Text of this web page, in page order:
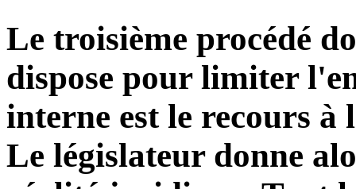
Le troisième procédé
dispose pour limiter
interne est le recours à
Le législateur donne